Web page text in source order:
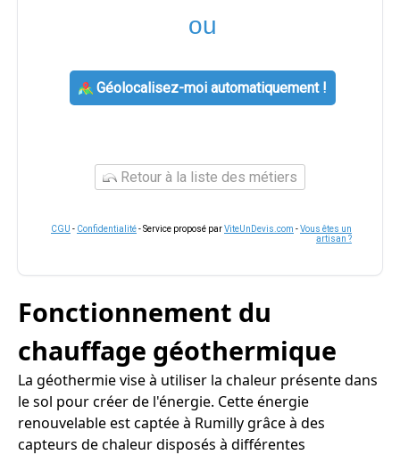
ou
Géolocalisez-moi automatiquement !
Retour à la liste des métiers
CGU - Confidentialité- Service proposé parViteUnDevis.com -Vous êtes un
artisan ?
Fonctionnement du
chauffage géothermique
La géothermie vise à utiliser la chaleur présente dans
le sol pour créer de l'énergie. Cette énergie
renouvelable est captée à Rumilly grâce à des
capteurs de chaleur disposés à différentes